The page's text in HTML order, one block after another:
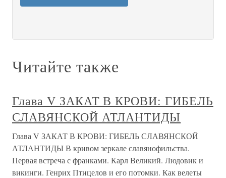
Читайте также
Глава V ЗАКАТ В КРОВИ: ГИБЕЛЬ
СЛАВЯНСКОЙ АТЛАНТИДЫ
Глава V ЗАКАТ В КРОВИ: ГИБЕЛЬ СЛАВЯНСКОЙ
АТЛАНТИДЫ В кривом зеркале славянофильства.
Первая встреча с франками. Карл Великий. Людовик и
викинги. Генрих Птицелов и его потомки. Как велеты